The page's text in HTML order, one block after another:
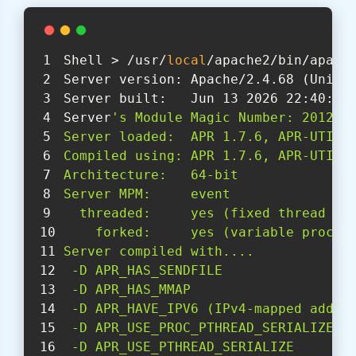
Shell > /usr/local /apache2/bin/
Server version: Apache/2.4.68 (Unix)
Server built:   Jun 13 2026 22:40:36
Server 's Module Magic Number:
Server loaded:  APR 1.7.6, APR-UTIL
Compiled using: APR 1.7.6, APR-UTIL
Architecture:   64-bit
Server MPM:     event
threaded:     yes (fixed thread
forked:     yes (variable
Server compiled with....
-D APR_HAS_SENDFILE
-D APR_HAS_MMAP
-D APR_HAVE_IPV6 (IPv4-mapped
-D APR_USE_PROC_PTHREAD_SERIALIZE
-D APR_USE_PTHREAD_SERIALIZE